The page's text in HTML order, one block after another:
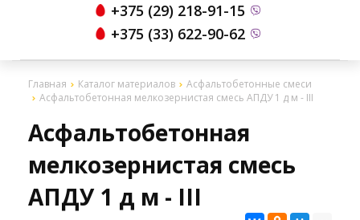
+375 (29) 218-91-15
+375 (33) 622-90-62
Главная Каталог материалов
Асфальтобетонные смеси
Асфальтобетонная мелкозернистая смесь АПДУ 1 д м - III
Асфальтобетонная
мелкозернистая смесь
АПДУ 1 д м - III